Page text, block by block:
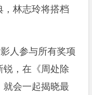
人参与所有奖项
锐，在《周处除
就会一起揭晓最